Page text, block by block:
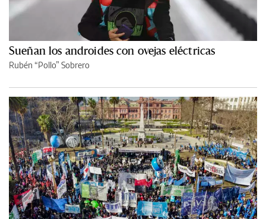
Sueñan los androides con ovejas eléctricas
Rubén “Pollo” Sobrero